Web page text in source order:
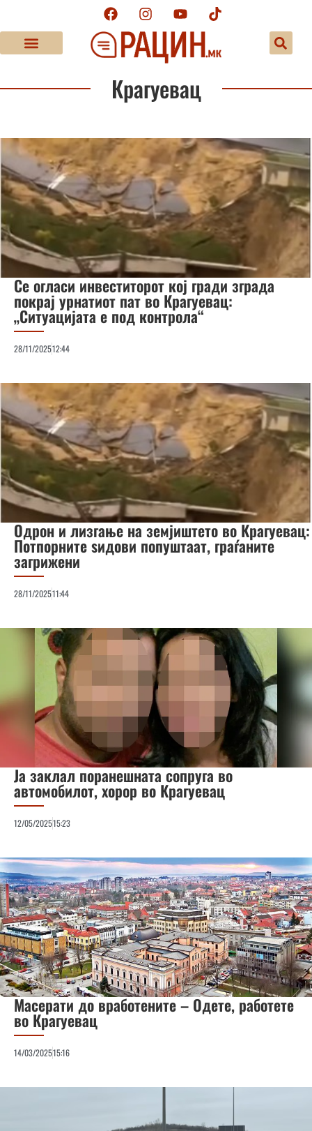
Крагуевац
Се огласи инвеститорот кој гради зграда
покрај урнатиот пат во Крагуевац:
„Ситуацијата е под контрола“
28/11/202512:44
Одрон и лизгање на земјиштето во Крагуевац:
Потпорните ѕидови попуштаат, граѓаните
загрижени
28/11/202511:44
Ја заклал поранешната сопруга во
автомобилот, хорор во Крагуевац
12/05/202515:23
Масерати до вработените – Одете, работете
во Крагуевац
14/03/202515:16